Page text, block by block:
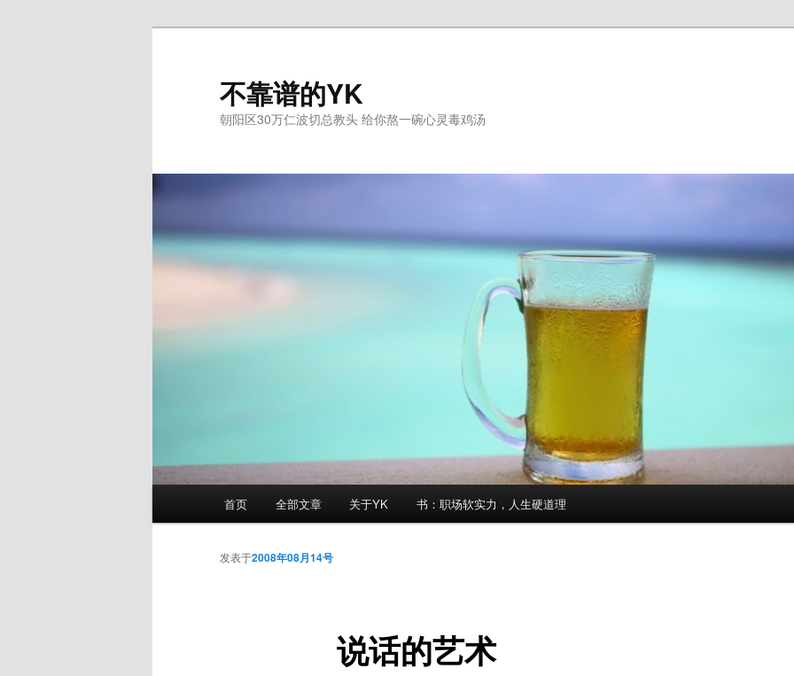
不靠谱的YK
朝阳区30万仁波切总教头 给你熬一碗心灵毒鸡汤
首页 全部文章 关于YK 书：职场软实力，人生硬道理
说话的艺术
发表于2008年08月14号